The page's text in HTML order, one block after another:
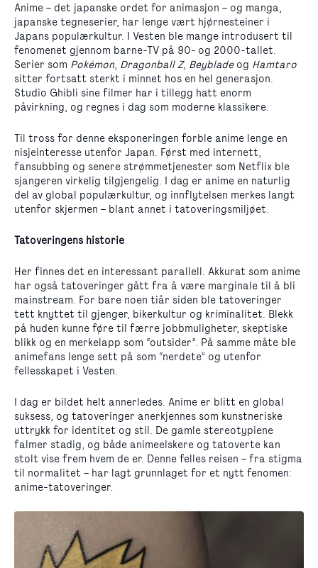
Anime – det japanske ordet for animasjon – og manga,
japanske tegneserier, har lenge vært hjørnesteiner i
Japans populærkultur. I Vesten ble mange introdusert til
fenomenet gjennom barne-TV på 90- og 2000-tallet.
Serier som Pokémon, Dragonball Z, Beybladeog Hamtaro
sitter fortsatt sterkt i minnet hos en hel generasjon.
Studio Ghibli sine filmer har i tillegg hatt enorm
påvirkning, og regnes i dag som moderne klassikere.
Til tross for denne eksponeringen forble anime lenge en
nisjeinteresse utenfor Japan. Først med internett,
fansubbing og senere strømmetjenester som Netflix ble
sjangeren virkelig tilgjengelig. I dag er anime en naturlig
del av global populærkultur, og innflytelsen merkes langt
utenfor skjermen – blant annet i tatoveringsmiljøet.
Tatoveringens historie
Her finnes det en interessant parallell. Akkurat som anime
har også tatoveringer gått fra å være marginale til å bli
mainstream. For bare noen tiår siden ble tatoveringer
tett knyttet til gjenger, bikerkultur og kriminalitet. Blekk
på huden kunne føre til færre jobbmuligheter, skeptiske
blikk og en merkelapp som “outsider”. På samme måte ble
animefans lenge sett på som “nerdete” og utenfor
fellesskapet i Vesten.
I dag er bildet helt annerledes. Anime er blitt en global
suksess, og tatoveringer anerkjennes som kunstneriske
uttrykk for identitet og stil. De gamle stereotypiene
falmer stadig, og både animeelskere og tatoverte kan
stolt vise frem hvem de er. Denne felles reisen – fra stigma
til normalitet – har lagt grunnlaget for et nytt fenomen:
anime-tatoveringer.